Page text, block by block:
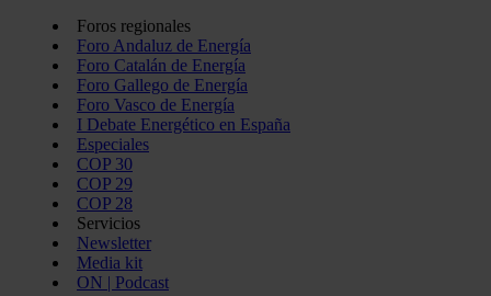
Foros regionales
Foro Andaluz de Energía
Foro Catalán de Energía
Foro Gallego de Energía
Foro Vasco de Energía
I Debate Energético en España
Especiales
COP 30
COP 29
COP 28
Servicios
Newsletter
Media kit
ON | Podcast